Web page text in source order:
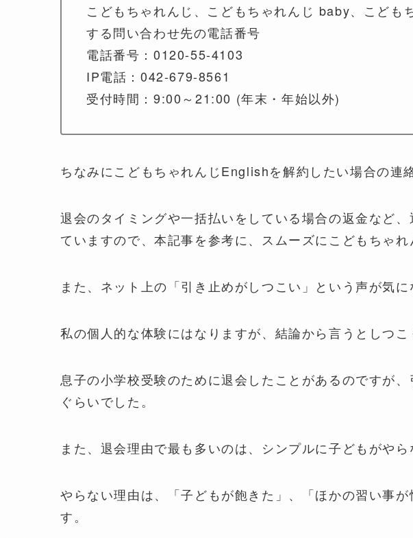
こどもちゃれんじ、こどもちゃれんじ baby、こども
する問い合わせ先の電話番号
電話番号：0120-55-4103
IP電話：042-679-8561
受付時間：9:00～21:00 (年末・年始以外)
ちなみにこどもちゃれんじEnglishを解約したい場合の連
退会のタイミングや一括払いをしている場合の返金など
ていますので、本記事を参考に、スムーズにこどもちゃれ
また、ネット上の「引き止めがしつこい 」という声が気
私の個人的な体験にはなりますが、結論から言うと しつ
息子の小学校受験のために退会したことがあるのですが
ぐらいでした。
また、退会理由で最も多いのは、シンプルに子どもがやら
やらない理由は、「子どもが飽きた」、「ほかの習い事
す。